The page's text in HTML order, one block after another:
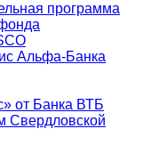
программа
Альфа-Банка
от Банка ВТБ
Свердловской